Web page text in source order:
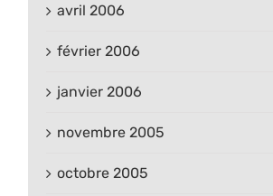
avril 2006
février 2006
janvier 2006
novembre 2005
octobre 2005